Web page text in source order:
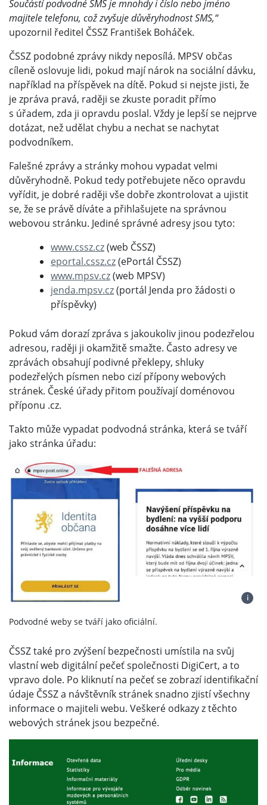
Součástí podvodné SMS je mnohdy i číslo nebo jméno
majitele telefonu, což zvyšuje důvěryhodnost SMS,“
upozornil ředitel ČSSZ František Boháček.
ČSSZ podobné zprávy nikdy neposílá. MPSV občas
cíleně oslovuje lidi, pokud mají nárok na sociální dávku,
například na příspěvek na dítě. Pokud si nejste jisti, že
je zpráva pravá, raději se zkuste poradit přímo
s úřadem, zda ji opravdu poslal. Vždy je lepší se nejprve
dotázat, než udělat chybu a nechat se nachytat
podvodníkem.
Falešné zprávy a stránky mohou vypadat velmi
důvěryhodně. Pokud tedy potřebujete něco opravdu
vyřídit, je dobré raději vše dobře zkontrolovat a ujistit
se, že se právě díváte a přihlašujete na správnou
webovou stránku. Jediné správné adresy jsou tyto:
www.cssz.cz(web ČSSZ)
eportal.cssz.cz(ePortál ČSSZ)
www.mpsv.cz(web MPSV)
jenda.mpsv.cz(portál Jenda pro žádosti o
příspěvky)
Pokud vám dorazí zpráva s jakoukoliv jinou podezřelou
adresou, raději ji okamžitě smažte. Často adresy ve
zprávách obsahují podivné překlepy, shluky
podezřelých písmen nebo cizí přípony webových
stránek. České úřady přitom používají doménovou
příponu .cz.
Takto může vypadat podvodná stránka, která se tváří
jako stránka úřadu:
i
Podvodné weby se tváří jako oficiální.
ČSSZ také pro zvýšení bezpečnosti umístila na svůj
vlastní web digitální pečeť společnosti DigiCert, a to
vpravo dole. Po kliknutí na pečeť se zobrazí identifikační
údaje ČSSZ a návštěvník stránek snadno zjistí všechny
informace o majiteli webu. Veškeré odkazy z těchto
webových stránek jsou bezpečné.